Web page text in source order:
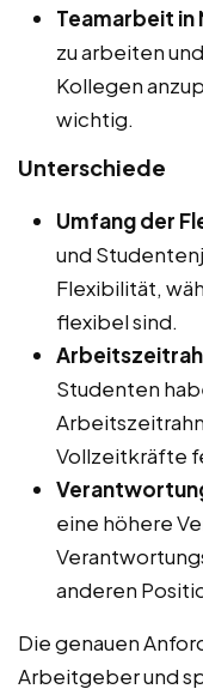
Teamarbeit in
zu arbeiten
Kollegen
wichtig.
Unterschiede
Umfang der
und
Flexibilität,
flexibel sind.
Studenten
Vollzeitkräfte
eine höhere
anderen
Die genauen
Arbeitgeber und